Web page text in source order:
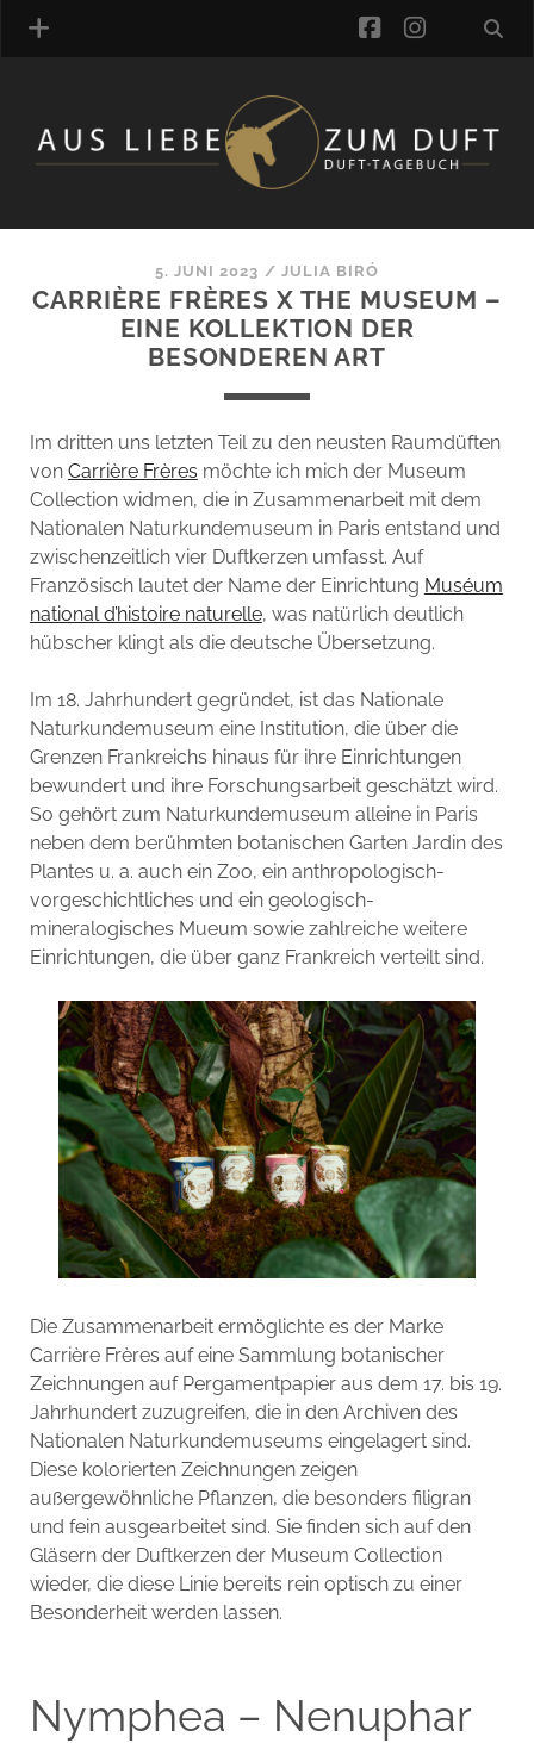
MANUFAKTUREN
KOMMENTARE
KATEGORIEN
ARTIKEL-ARCHIV
ONLINE-SHOP
DAS ALZD-TEAM
facebook
5. JUNI 2023 / JULIA BIRÓ
CARRIÈRE FRÈRES X THE MUSEUM –
EINE KOLLEKTION DER
BESONDEREN ART
Im dritten uns letzten Teil zu den neusten Raumdüften
von Carrière Frères möchte ich mich der Museum
Collection widmen, die in Zusammenarbeit mit dem
Nationalen Naturkundemuseum in Paris entstand und
zwischenzeitlich vier Duftkerzen umfasst. Auf
Französisch lautet der Name der Einrichtung Muséum
national d’histoire naturelle, was natürlich deutlich
hübscher klingt als die deutsche Übersetzung.
Im 18. Jahrhundert gegründet, ist das Nationale
Naturkundemuseum eine Institution, die über die
Grenzen Frankreichs hinaus für ihre Einrichtungen
bewundert und ihre Forschungsarbeit geschätzt wird.
So gehört zum Naturkundemuseum alleine in Paris
neben dem berühmten botanischen Garten Jardin des
Plantes u. a. auch ein Zoo, ein anthropologisch-
vorgeschichtliches und ein geologisch-
mineralogisches Mueum sowie zahlreiche weitere
Einrichtungen, die über ganz Frankreich verteilt sind.
Die Zusammenarbeit ermöglichte es der Marke
Carrière Frères auf eine Sammlung botanischer
Zeichnungen auf Pergamentpapier aus dem 17. bis 19.
Jahrhundert zuzugreifen, die in den Archiven des
Nationalen Naturkundemuseums eingelagert sind.
Diese kolorierten Zeichnungen zeigen
außergewöhnliche Pflanzen, die besonders filigran
und fein ausgearbeitet sind. Sie finden sich auf den
Gläsern der Duftkerzen der Museum Collection
wieder, die diese Linie bereits rein optisch zu einer
Besonderheit werden lassen.
Nymphea – Nenuphar